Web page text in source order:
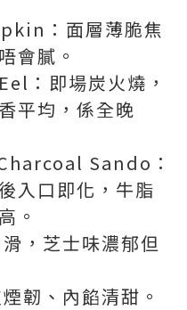
：面層薄脆焦
會膩。
：即場炭火燒，
平均，係全晚
Sando：
入口即化，牛脂
。
，芝士味濃郁但
韌、內餡清甜。